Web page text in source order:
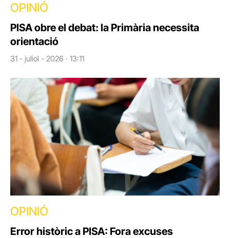
OPINIÓ
PISA obre el debat: la Primària necessita
orientació
31 - juliol - 2026 · 13:11
OPINIÓ
Error històric a PISA: Fora excuses